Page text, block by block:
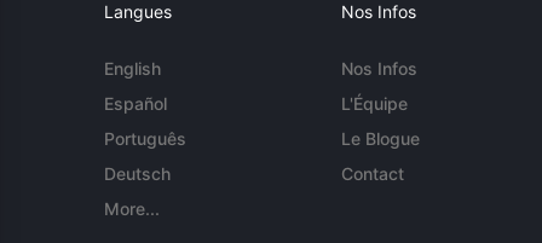
Langues
English
Español
Português
Deutsch
More...
Nos Infos
Nos Infos
L'Équipe
Le Blogue
Contact